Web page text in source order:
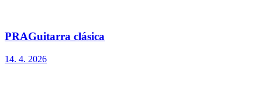
PRAGuitarra clásica
14. 4. 2026